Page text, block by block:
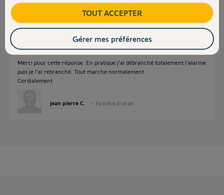
il y a plus d'un an
Merci pour cette réponse. En pratique j'ai débranché totalement l'alarme
puis je l'ai rebranché. Tout marche normalement
Cordialement
jean pierre C. il y a plus d'un an
TOUT ACCEPTER
Gérer mes préférences